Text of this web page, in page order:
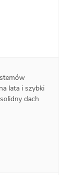
lata i szybki
dach